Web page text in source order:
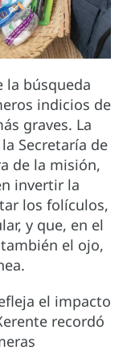
la búsqueda
indicios de
graves. La
Secretaría de
de la misión,
invertir la
los folículos,
y que, en el
el ojo,
el impacto
recordó